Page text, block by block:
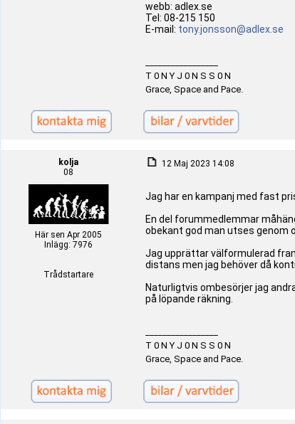
webb: adlex.se
Tel: 08-215 150
E-mail: tony.jonsson@adlex.se
T 0 N Y J 0 N S S 0 N
Grace, Space and Pace.
kolja
08
Här sen Apr 2005
Inlägg: 7976
Trådstartare
12 Maj 2023 14:08
Jag har en kampanj med fast
En del forummedlemmar
obekant god man utses genom
Jag upprättar välformulerad
distans men jag behöver då
Naturligtvis ombesörjer jag
på löpande räkning.
T 0 N Y J 0 N S S 0 N
Grace, Space and Pace.